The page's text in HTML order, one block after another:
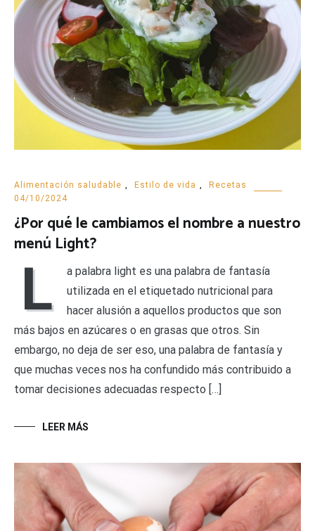
Alimentación saludable Estilo de vida
Recetas
04/10/2024
¿Por qué le cambiamos el nombre a nuestro
menú Light?
L
a palabra light es una palabra de fantasía
utilizada en el etiquetado nutricional para
hacer alusión a aquellos productos que son
más bajos en azúcares o en grasas que otros. Sin
embargo, no deja de ser eso, una palabra de fantasía y
que muchas veces nos ha confundido más contribuido a
tomar decisiones adecuadas respecto […]
LEER MÁS